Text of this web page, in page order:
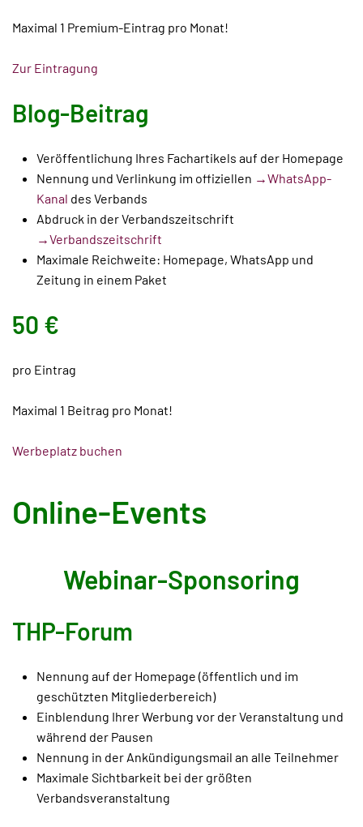
Maximal 1 Premium-Eintrag pro Monat!
Zur Eintragung
Blog-Beitrag
Veröffentlichung Ihres Fachartikels auf der Homepage
Nennung und Verlinkung im offiziellen →WhatsApp-
Kanal des Verbands
Abdruck in der Verbandszeitschrift
→Verbandszeitschrift
Maximale Reichweite: Homepage, WhatsApp und
Zeitung in einem Paket
50 €
pro Eintrag
Maximal 1 Beitrag pro Monat!
Werbeplatz buchen
Online-Events
Webinar-Sponsoring
THP-Forum
Nennung auf der Homepage (öffentlich und im
geschützten Mitgliederbereich)
Einblendung Ihrer Werbung vor der Veranstaltung und
während der Pausen
Nennung in der Ankündigungsmail an alle Teilnehmer
Maximale Sichtbarkeit bei der größten
Verbandsveranstaltung